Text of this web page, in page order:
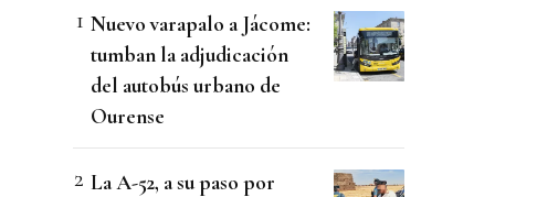
Nuevo varapalo a Jácome:
tumban la adjudicación
del autobús urbano de
Ourense
La A-52, a su paso por